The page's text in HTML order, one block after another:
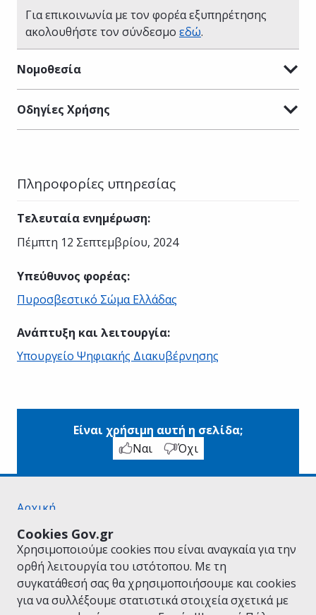
Cookies Gov.gr
Χρησιμοποιούμε cookies που είναι αναγκαία για την
ορθή λειτουργία του ιστότοπου. Με τη
συγκατάθεσή σας θα χρησιμοποιήσουμε και cookies
για να συλλέξουμε στατιστικά στοιχεία σχετικά με
Για επικοινωνία με τον φορέα εξυπηρέτησης
ακολουθήστε τον σύνδεσμο εδώ.
Νομοθεσία
Οδηγίες Χρήσης
Πληροφορίες υπηρεσίας
Τελευταία ενημέρωση:
Πέμπτη 12 Σεπτεμβρίου, 2024
Υπεύθυνος φορέας:
Πυροσβεστικό Σώμα Ελλάδας
Ανάπτυξη και λειτουργία:
Υπουργείο Ψηφιακής Διακυβέρνησης
Είναι χρήσιμη αυτή η σελίδα;
Ναι
Όχι
Αρχική
Όροι Χρήσης
Πολιτική Απορρήτου
Δήλωση προσβασιμότητας
Πολιτική cookies
Προτάσεις για το gov.gr